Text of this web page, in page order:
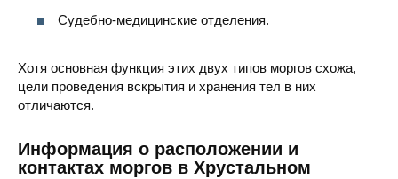
Судебно-медицинские отделения.
Хотя основная функция этих двух типов моргов схожа,
цели проведения вскрытия и хранения тел в них
отличаются.
Информация о расположении и
контактах моргов в Хрустальном